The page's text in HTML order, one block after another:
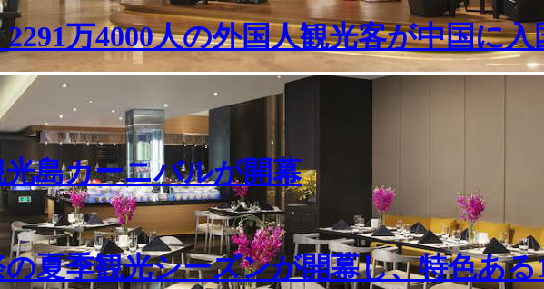
万4000人の外国人観光客が中国に
光島カーニバルが開幕
夏季観光シーズンが開幕し、特色あ